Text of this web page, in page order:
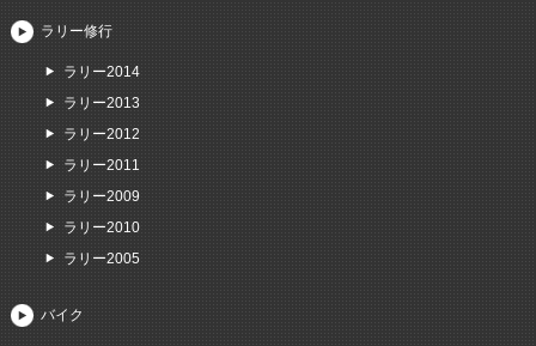
ラリー修行
ラリー2014
ラリー2013
ラリー2012
ラリー2011
ラリー2009
ラリー2010
ラリー2005
バイク